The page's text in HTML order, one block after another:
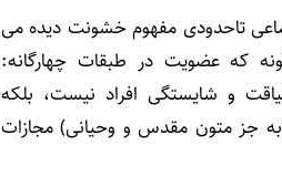
تاحدودی مفهوم خشونت دیده می
که عضویت در طبقات چهارگانه:
و شایستگی افراد نیست، بلکه
جز متون مقدس و وحیانی) مجازات